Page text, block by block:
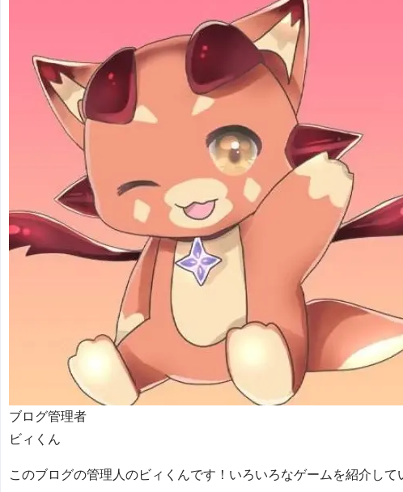
ブログ管理者
ビィくん
このブログの管理人のビィくんです！いろいろなゲームを紹介し